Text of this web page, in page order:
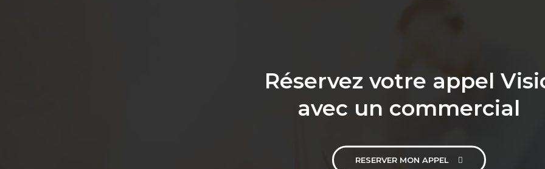
Réservez votre appel
avec un commercial
RESERVER MON APPEL